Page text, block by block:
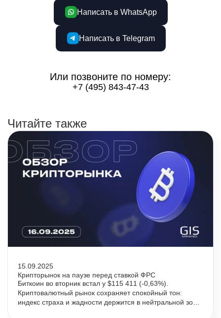
Написать в WhatsApp
Написать в Telegram
Или позвоните по номеру:
+7 (495) 843-47-43
Читайте также
15.09.2025
Крипторынок на паузе перед ставкой ФРС
Биткоин во вторник встал у $115 411 (-0,63%).
Криптовалютный рынок сохраняет спокойный тон:
индекс страха и жадности держится в нейтральной зоне,